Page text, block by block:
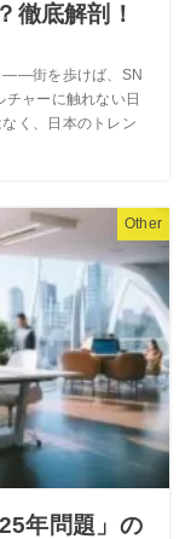
徹底解剖！
――街を歩けば、SN
ャーに触れない日
く、日本のトレン
Other
年問題」の